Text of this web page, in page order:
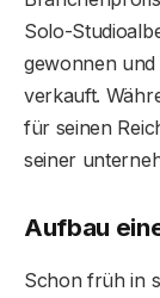
Solo-
gewonnen
verkauft.
für seinen
seiner
Aufbau
Schon früh in